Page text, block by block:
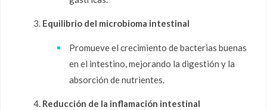
Equilibrio del microbioma intestinal
Promueve el crecimiento de bacterias buenas
en el intestino, mejorando la digestión y la
absorción de nutrientes.
Reducción de la inflamación intestinal